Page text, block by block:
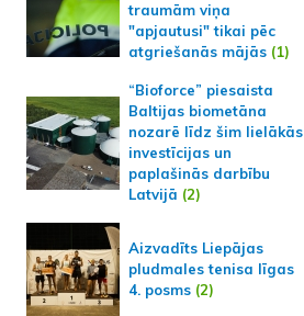
traumām viņa
"apjautusi" tikai pēc
atgriešanās mājās (1)
“Bioforce” piesaista
Baltijas biometāna
nozarē līdz šim lielākās
investīcijas un
paplašinās darbību
Latvijā (2)
Aizvadīts Liepājas
pludmales tenisa līgas
4. posms (2)